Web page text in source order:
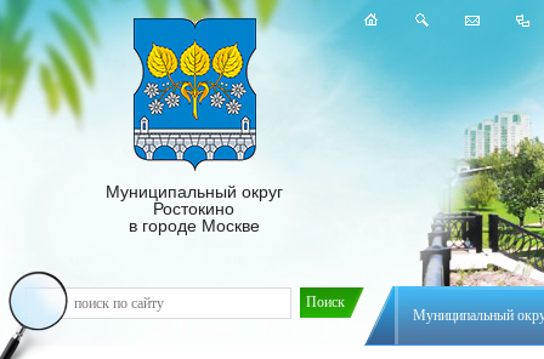
Муниципальный
Муниципальный округ
Ростокино
в городе Москве